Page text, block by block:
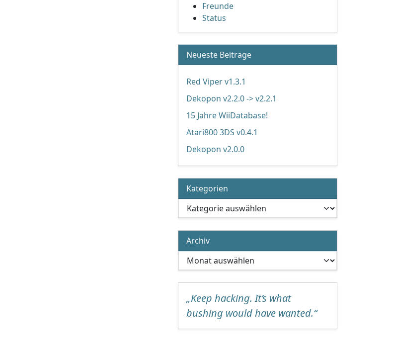
Freunde
Status
Neueste Beiträge
Red Viper v1.3.1
Dekopon v2.2.0 -> v2.2.1
15 Jahre WiiDatabase!
Atari800 3DS v0.4.1
Dekopon v2.0.0
Kategorien
Kategorien
Archiv
Archiv
„Keep hacking. It’s what
bushing would have wanted.“